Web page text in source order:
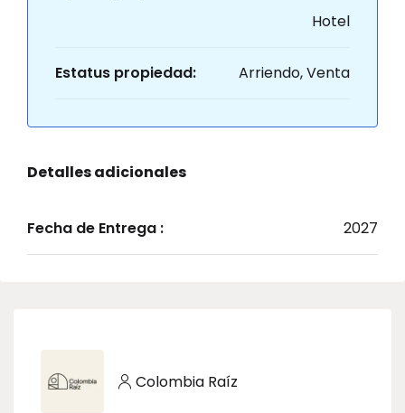
Hotel
Estatus propiedad: Arriendo, Venta
Detalles adicionales
Fecha de Entrega : 2027
Colombia Raíz